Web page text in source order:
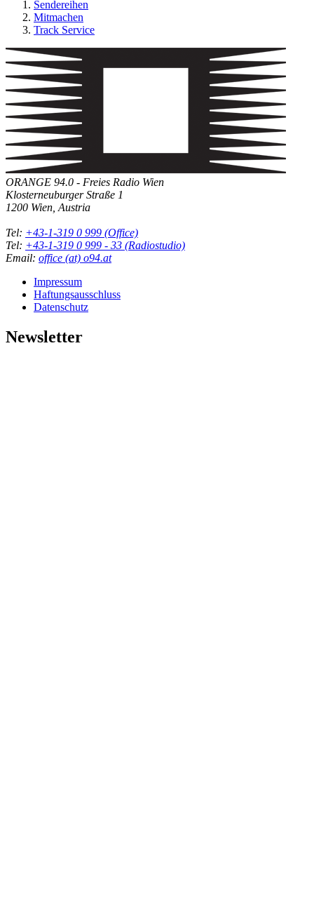
Sendereihen
Mitmachen
Track Service
ORANGE 94.0 - Freies Radio Wien
Klosterneuburger Straße 1
1200 Wien, Austria
Tel: +43-1-319 0 999 (Office)
Tel: +43-1-319 0 999 - 33 (Radiostudio)
Email: office (at) o94.at
Impressum
Haftungsausschluss
Datenschutz
Newsletter